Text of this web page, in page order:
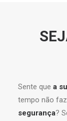
Sente que a
tempo não
segurança?